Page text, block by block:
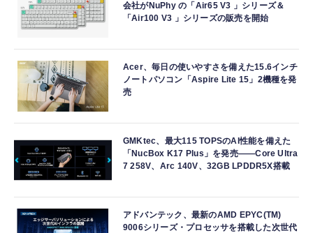
会社がNuPhy の「Air65 V3 」シリーズ＆
「Air100 V3 」シリーズの販売を開始
Acer、毎日の使いやすさを備えた15.6インチ
ノートパソコン「Aspire Lite 15」2機種を発
売
GMKtec、最大115 TOPSのAI性能を備えた
「NucBox K17 Plus」を発売――Core Ultra
7 258V、Arc 140V、32GB LPDDR5X搭載
アドバンテック、最新のAMD EPYC(TM)
9006シリーズ・プロセッサを搭載した次世代